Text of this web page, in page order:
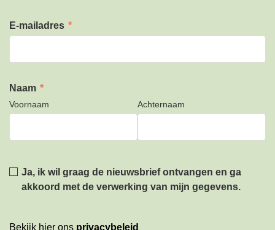
E-mailadres *
Naam *
Voornaam Achternaam
Privacy
Ja, ik wil graag de nieuwsbrief ontvangen en ga
akkoord met de verwerking van mijn gegevens.
Bekijk hier ons privacybeleid